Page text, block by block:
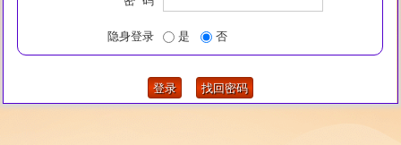
隐身登录 是 否